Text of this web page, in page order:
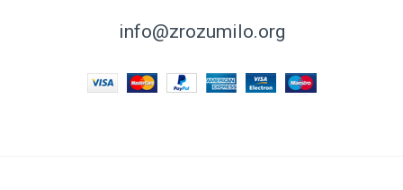
info@zrozumilo.org